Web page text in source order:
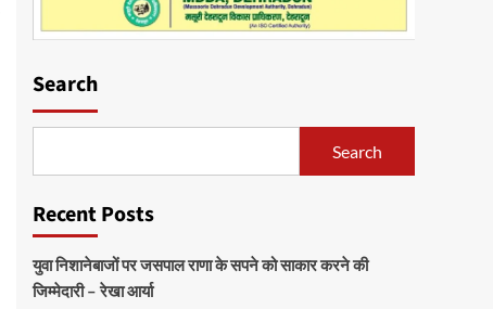
Search
Search
Recent Posts
युवा निशानेबाजों पर जसपाल राणा के सपने को साकार करने की
जिम्मेदारी – रेखा आर्या